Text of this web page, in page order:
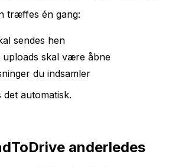
træffes én gang:
sendes hen
skal være åbne
du indsamler
automatisk.
anderledes